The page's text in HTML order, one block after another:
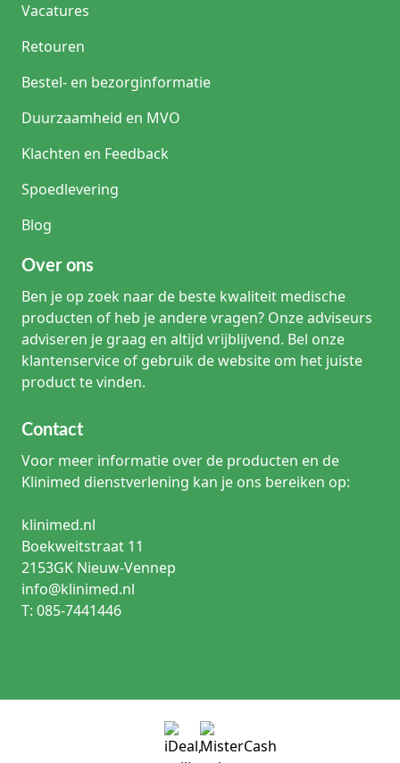
Vacatures
Retouren
Bestel- en bezorginformatie
Duurzaamheid en MVO
Klachten en Feedback
Spoedlevering
Blog
Over ons
Ben je op zoek naar de beste kwaliteit medische
producten of heb je andere vragen? Onze adviseurs
adviseren je graag en altijd vrijblijvend. Bel onze
klantenservice of gebruik de website om het juiste
product te vinden.
Contact
Voor meer informatie over de producten en de
Klinimed dienstverlening kan je ons bereiken op:
klinimed.nl
Boekweitstraat 11
2153GK Nieuw-Vennep
info@klinimed.nl
T: 085-7441446